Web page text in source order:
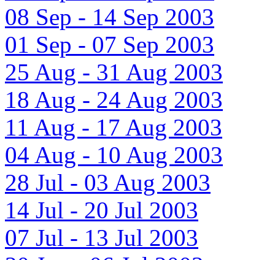
08 Sep - 14 Sep 2003
01 Sep - 07 Sep 2003
25 Aug - 31 Aug 2003
18 Aug - 24 Aug 2003
11 Aug - 17 Aug 2003
04 Aug - 10 Aug 2003
28 Jul - 03 Aug 2003
14 Jul - 20 Jul 2003
07 Jul - 13 Jul 2003